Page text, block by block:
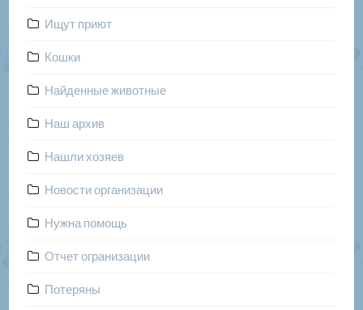
Ищут приют
Кошки
Найденные животные
Наш архив
Нашли хозяев
Новости организации
Нужна помощь
Отчет огранизации
Потеряны